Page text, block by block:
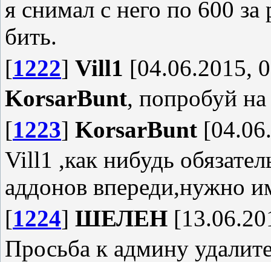
я снимал с него по 600
бить.
[1222] Vill1 [04.06.2015,
KorsarBunt, попробуй
[1223] KorsarBunt
Vill1 ,как нибудь
аддонов впереди,нужно
[1224] ШЕЛЕН
Просьба к админу